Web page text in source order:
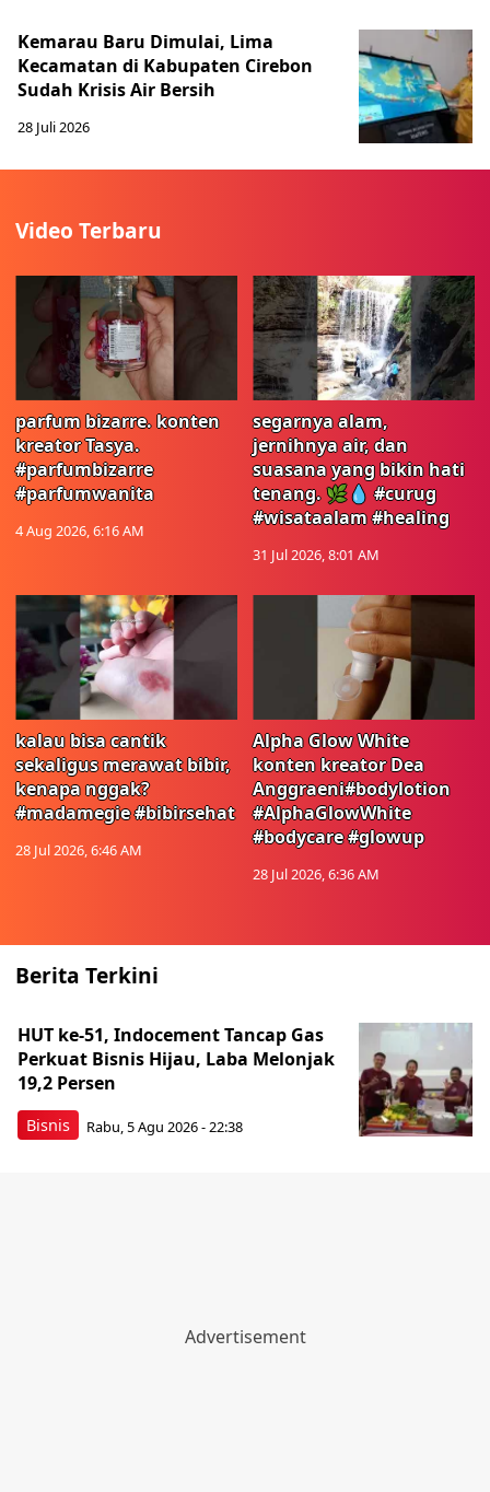
Kemarau Baru Dimulai, Lima
Kecamatan di Kabupaten Cirebon
Sudah Krisis Air Bersih
28 Juli 2026
Video Terbaru
parfum bizarre. konten
kreator Tasya.
#parfumbizarre
#parfumwanita
4 Aug 2026, 6:16 AM
segarnya alam,
jernihnya air, dan
suasana yang bikin hati
tenang. 🌿💧 #curug
#wisataalam #healing
31 Jul 2026, 8:01 AM
kalau bisa cantik
sekaligus merawat bibir,
kenapa nggak?
#madamegie #bibirsehat
28 Jul 2026, 6:46 AM
Alpha Glow White
konten kreator Dea
Anggraeni#bodylotion
#AlphaGlowWhite
#bodycare #glowup
28 Jul 2026, 6:36 AM
Berita Terkini
Bisnis
HUT ke-51, Indocement Tancap Gas
Perkuat Bisnis Hijau, Laba Melonjak
19,2 Persen
Rabu, 5 Agu 2026 - 22:38